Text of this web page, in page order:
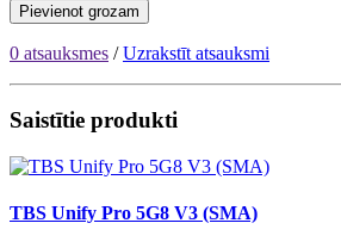
Pievienot grozam
0 atsauksmes /Uzrakstīt atsauksmi
Saistītie produkti
TBS Unify Pro 5G8 V3 (SMA)